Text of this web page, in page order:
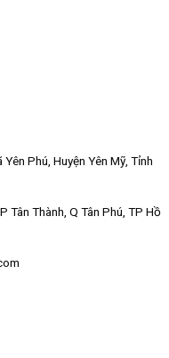
Yên Phú, Huyện Yên Mỹ, Tỉnh
Tân Thành, Q Tân Phú, TP Hồ